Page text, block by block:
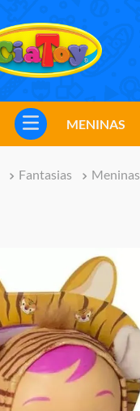
MENINAS
Fantasias Meninas